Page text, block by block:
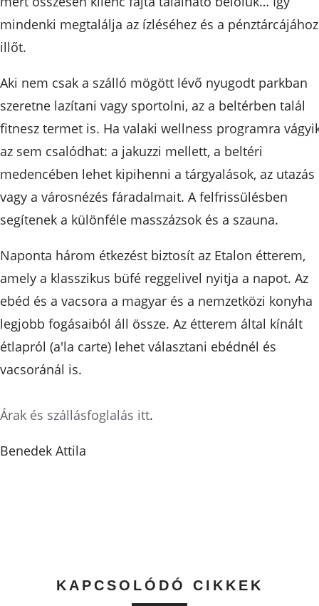
mindenki megtalálja az ízléséhez és a pénztárcájához
illőt.
Aki nem csak a szálló mögött lévő nyugodt parkban
szeretne lazítani vagy sportolni, az a beltérben talál
fitnesz termet is. Ha valaki wellness programra
az sem csalódhat: a jakuzzi mellett, a beltéri
medencében lehet kipihenni a tárgyalások, az utazás
vagy a városnézés fáradalmait. A felfrissülésben
segítenek a különféle masszázsok és a szauna.
Naponta három étkezést biztosít az Etalon étterem,
amely a klasszikus büfé reggelivel nyitja a napot. Az
ebéd és a vacsora a magyar és a nemzetközi konyha
legjobb fogásaiból áll össze. Az étterem által kínált
étlapról (a'la carte) lehet választani ebédnél és
vacsoránál is.
Árak és szállásfoglalás itt.
Benedek Attila
KAPCSOLÓDÓ CIKKEK